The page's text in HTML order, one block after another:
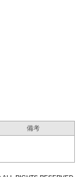
備考